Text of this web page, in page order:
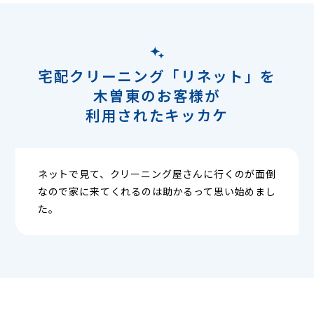
宅配クリーニング「リネット」を
木曽東のお客様が
利用されたキッカケ
ネットで見て、クリーニング屋さんに行くのが面倒
なので家に来てくれるのは助かるって思い始めまし
た。